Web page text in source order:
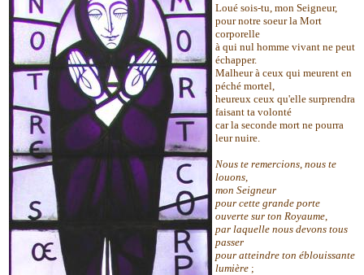
Loué sois-tu, mon Seigneur,
pour notre soeur la Mort
corporelle
à qui nul homme vivant ne peut
échapper.
Malheur à ceux qui meurent en
péché mortel,
heureux ceux qu'elle surprendra
faisant ta volonté
car la seconde mort ne pourra
leur nuire.
Nous te remercions nous te
louons
mon Seigneur
pour cette grande porte
ouverte sur ton Royaume
par laquelle nous devons tous
passer
pour atteindre ton éblouissante
lumière ;